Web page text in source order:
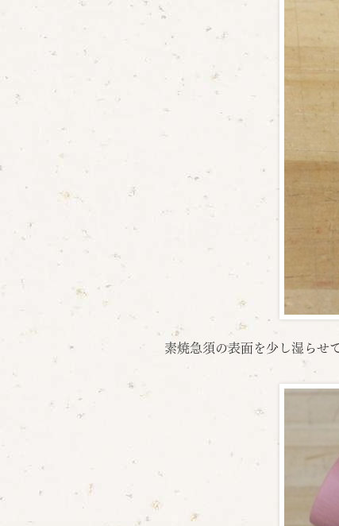
素焼急須の表面を少し湿らせ